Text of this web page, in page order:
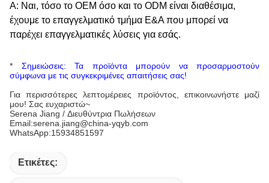
Α: Ναι, τόσο το OEM όσο και το ODM είναι διαθέσιμα,
έχουμε το επαγγελματικό τμήμα Ε&Α που μπορεί να
παρέχει επαγγελματικές λύσεις για εσάς.
* Σημειώσεις: Τα προϊόντα μπορούν να προσαρμοστούν
σύμφωνα με τις συγκεκριμένες απαιτήσεις σας!
Για περισσότερες λεπτομέρειες προϊόντος, επικοινωνήστε μαζί
μου! Σας ευχαριστώ~
Serena Jiang / Διευθύντρια Πωλήσεων
Email:serena.jiang@china-yqyb.com
WhatsApp:15934851597
Ετικέτες: